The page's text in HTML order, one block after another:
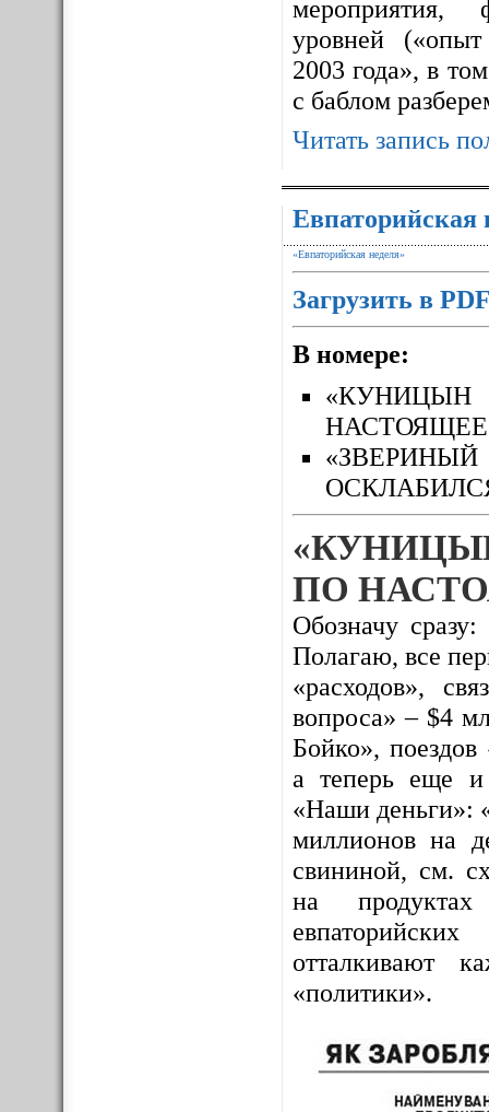
мероприятия,
уровней
2003 года», в
с баблом
Читать запись
Евпаторийская
«Евпаторийская неделя»
Загрузить в
В номере:
«КУНИЦЫН
ПО
Обозначу
Полагаю, все
«расходов»,
вопроса» – $4
Бойко»,
а теперь еще и
«Наши деньги»:
миллионов на
свининой, см.
на продуктах
отталкивают
«политики».